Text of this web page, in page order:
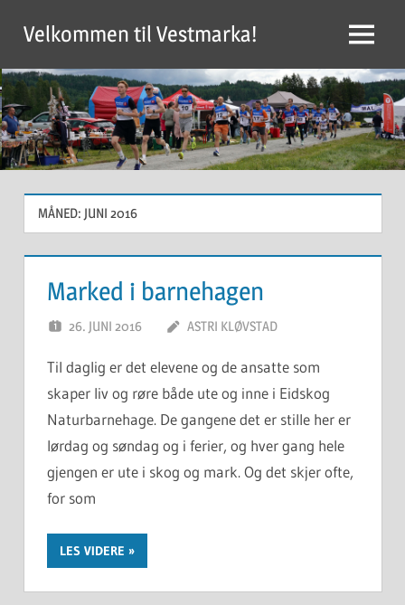
content
Velkommen til Vestmarka! Menu
MÅNED: JUNI 2016
Marked i barnehagen
26. JUNI 2016 ASTRI KLØVSTAD
Til daglig er det elevene og de ansatte som
skaper liv og røre både ute og inne i Eidskog
Naturbarnehage. De gangene det er stille her er
lørdag og søndag og i ferier, og hver gang hele
gjengen er ute i skog og mark. Og det skjer ofte,
for som
LES VIDERE